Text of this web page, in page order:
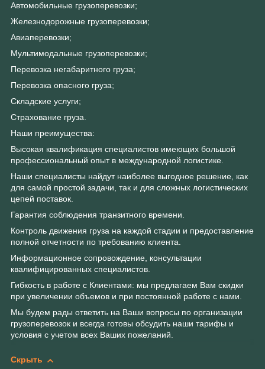
Автомобильные грузоперевозки;
Железнодорожные грузоперевозки;
Авиаперевозки;
Мультимодальные грузоперевозки;
Перевозка негабаритного груза;
Перевозка опасного груза;
Складские услуги;
Страхование груза.
Наши преимущества:
Высокая квалификация специалистов имеющих большой
профессиональный опыт в международной логистике.
Наши специалисты найдут наиболее выгодное решение, как
для самой простой задачи, так и для сложных логистических
цепей поставок.
Гарантия соблюдения транзитного времени.
Контроль движения груза на каждой стадии и предоставление
полной отчетности по требованию клиента.
Информационное сопровождение, консультации
квалифицированных специалистов.
Гибкость в работе с Клиентами: мы предлагаем Вам скидки
при увеличении объемов и при постоянной работе с нами.
Мы будем рады ответить на Ваши вопросы по организации
грузоперевозок и всегда готовы обсудить наши тарифы и
условия с учетом всех Ваших пожеланий.
Скрыть